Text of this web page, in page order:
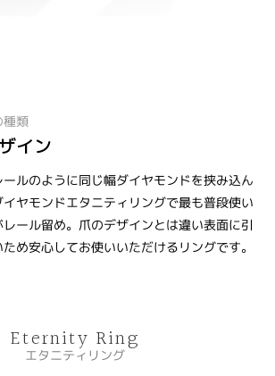
種類
イン
ルのように同じ幅ダイヤモンドを挟み込ん
ヤモンドエタニティリングで最も普段使い
ール留め。爪のデザインとは違い表面に引
め安心してお使いいただけるリングです。
Eternity Ring
エタニティリング